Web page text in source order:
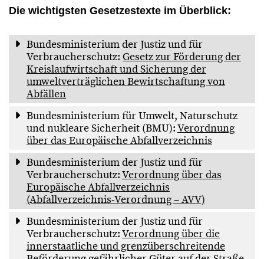
Die wichtigsten Gesetzestexte im Überblick:
Bundesministerium der Justiz und für
Verbraucherschutz: Gesetz zur Förderung der
Kreislaufwirtschaft und Sicherung der
umweltverträglichen Bewirtschaftung von
Abfällen
Bundesministerium für Umwelt, Naturschutz
und nukleare Sicherheit (BMU):Verordnung
über das Europäische Abfallverzeichnis
Bundesministerium der Justiz und für
Verbraucherschutz:Verordnung über das
Europäische Abfallverzeichnis
(Abfallverzeichnis-Verordnung – AVV)
Bundesministerium der Justiz und für
Verbraucherschutz:Verordnung über die
innerstaatliche und grenzüberschreitende